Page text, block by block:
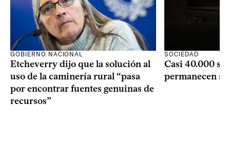
GOBIERNO NACIONAL
Etcheverry dijo que la solución al
uso de la caminería rural “pasa
por encontrar fuentes genuinas de
recursos”
SOCIEDAD
Casi 40.000
permanecen